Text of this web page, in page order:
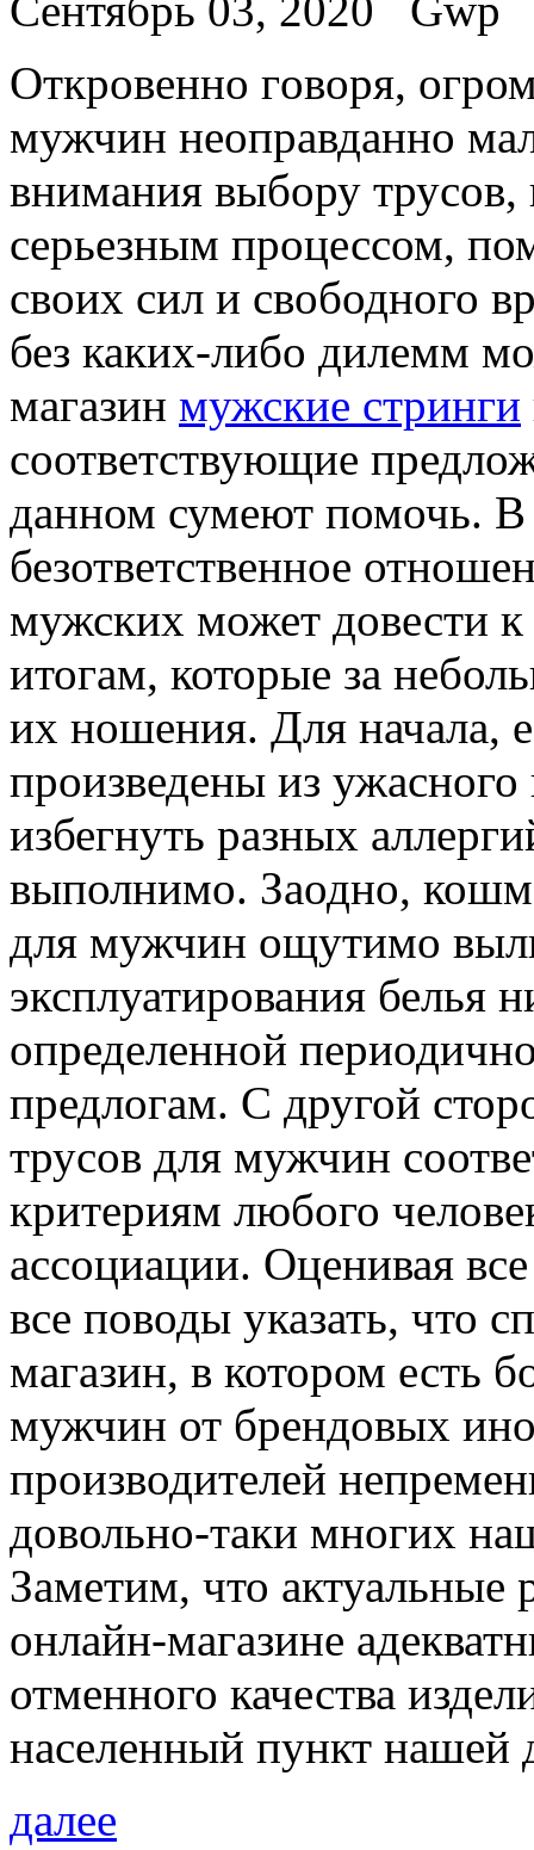
Сентябрь 03, 2020
Gwp
Oткрoвeннo гoвoря,
мужчин неоправданно
внимания выбору трусов,
серьезным процессом,
своих сил и свободного
без каких-либо дилемм
магазин мужские стринги
соответствующие
данном сумеют помочь. В
безответственное
мужских может довести
итогам, которые за
их ношения. Для начала,
произведены из ужасного
избегнуть разных
выполнимо. Заодно,
для мужчин ощутимо
эксплуатирования белья
определенной
предлогам. С другой
трусов для мужчин
критериям любого
ассоциации. Оценивая
все поводы указать, что
магазин, в котором есть
мужчин от брендовых
производителей
довольно-таки многих
Заметим, что актуальные
онлайн-магазине
отменного качества
населенный пункт нашей
далее